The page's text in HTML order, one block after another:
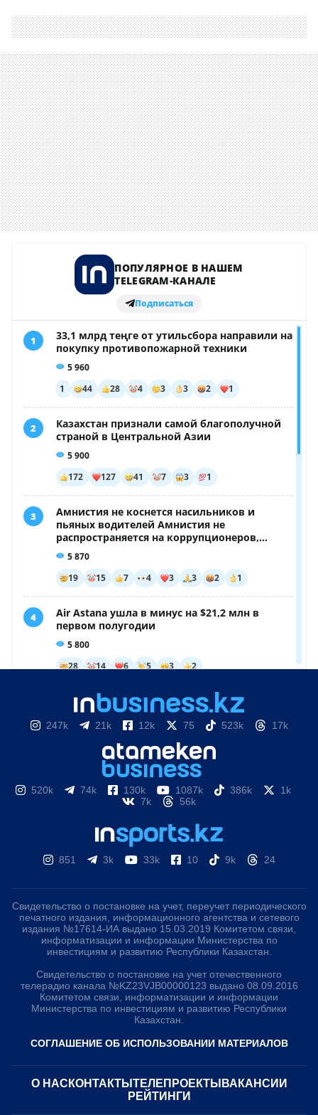
247k 21k 12k 75 523k 17k
520k 74k 130k 1087k 386k
1k
7k
56k
851 3k 33k 10 9k 24
Свидетельство о постановке на учет, переучет периодического
печатного издания, информационного агентства и сетевого
издания №17614-ИА выдано 15.03.2019 Комитетом связи,
информатизации и информации Министерства по
инвестициям и развитию Республики Казахстан.
Свидетельство о постановке на учет отечественного
телерадио канала №KZ23VJB00000123 выдано 08.09.2016
Комитетом связи, информатизации и информации
Министерства по инвестициям и развитию Республики
Казахстан.
СОГЛАШЕНИЕ ОБ ИСПОЛЬЗОВАНИИ МАТЕРИАЛОВ
О НАС КОНТАКТЫ ТЕЛЕПРОЕКТЫ ВАКАНСИИ
РЕЙТИНГИ